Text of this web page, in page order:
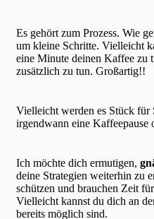
Es gehört zum Prozess. Wie
um kleine Schritte. Vielleicht
eine Minute deinen Kaffee zu
zusätzlich zu tun. Großartig!!
Vielleicht werden es Stück für
irgendwann eine
Ich möchte dich ermutigen,
deine Strategien weiterhin zu
schützen und brauchen Zeit
Vielleicht kannst du dich an
bereits möglich sind.